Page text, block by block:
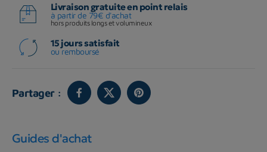
Livraison gratuite en point relais
à partir de 79€ d'achat
hors produits longs et volumineux
15 jours satisfait
ou remboursé
Partager :
Guides d'achat